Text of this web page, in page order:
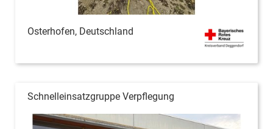
Osterhofen, Deutschland
Schnelleinsatzgruppe Verpflegung